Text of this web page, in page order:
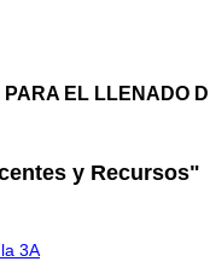
PARA EL LLENADO
y Recursos"
3A